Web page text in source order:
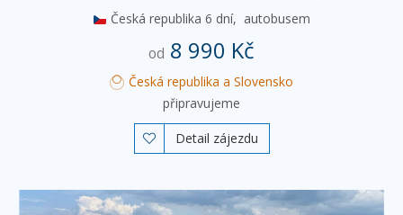
Česká republika 6 dní, autobusem
od 8 990 Kč
Česká republika a Slovensko
připravujeme
 Detail zájezdu